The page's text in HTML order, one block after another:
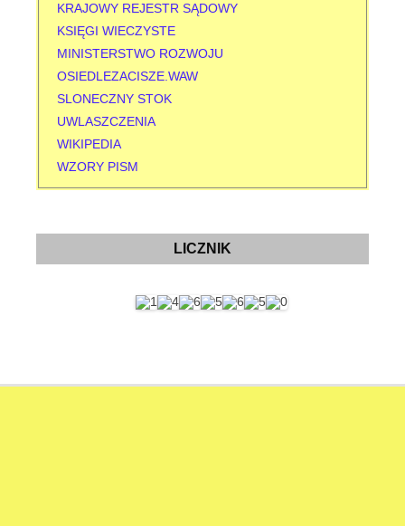
KRAJOWY REJESTR SĄDOWY
KSIĘGI WIECZYSTE
MINISTERSTWO ROZWOJU
OSIEDLEZACISZE.WAW
SLONECZNY STOK
UWLASZCZENIA
WIKIPEDIA
WZORY PISM
LICZNIK